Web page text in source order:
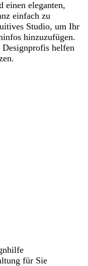
eleganten,
einfach zu
Studio, um Ihr
hinzuzufügen.
Designprofis helfen
für Sie